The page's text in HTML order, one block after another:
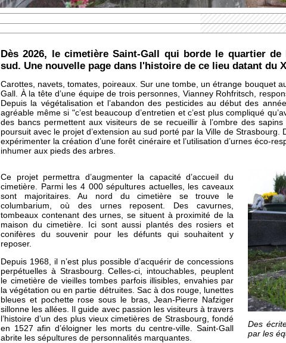
Dès 2026, le cimetière Saint-Gall qui borde le quartier
sud. Une nouvelle page dans l'histoire de ce lieu datant du
Carottes, navets, tomates, poireaux. Sur une tombe, un étrange bouquet
Gall. À la tête d’une équipe de trois personnes, Vianney Rohfritsch,
Depuis la végétalisation et l’abandon des pesticides au début des
agréable même si "c’est beaucoup d’entretien et c’est plus compliqué
des bancs permettent aux visiteurs de se recueillir à l’ombre des
poursuit avec le projet d’extension au sud porté par la Ville de Strasbourg.
expérimenter la création d’une forêt cinéraire et l’utilisation d’urnes éco-
inhumer aux pieds des arbres.
Ce projet permettra d’augmenter la capacité d’accueil du
cimetière. Parmi les 4 000 sépultures actuelles, les caveaux
sont majoritaires. Au nord du cimetière se trouve le
columbarium, où des urnes reposent. Des cavurnes,
tombeaux contenant des urnes, se situent à proximité de la
maison du cimetière. Ici sont aussi plantés des rosiers et
conifères du souvenir pour les défunts qui souhaitent y
reposer.
Depuis 1968, il n’est plus possible d’acquérir de concessions
perpétuelles à Strasbourg. Celles-ci, intouchables, peuplent
le cimetière de vieilles tombes parfois illisibles, envahies par
la végétation ou en partie détruites. Sac à dos rouge, lunettes
bleues et pochette rose sous le bras, Jean-Pierre Nafziger
sillonne les allées. Il guide avec passion les visiteurs à travers
l’histoire d’un des plus vieux cimetières de Strasbourg, fondé
en 1527 afin d’éloigner les morts du centre-ville. Saint-Gall
abrite les sépultures de personnalités marquantes.
Des
par les